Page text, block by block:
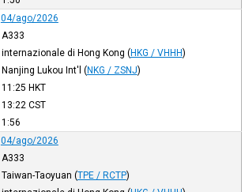
04/ago/2026
A333
internazionale di Hong Kong (HKG / VHHH)
Nanjing Lukou Int'l (NKG / ZSNJ)
11:25 HKT
13:22 CST
1:56
04/ago/2026
A333
Taiwan-Taoyuan (TPE / RCTP)